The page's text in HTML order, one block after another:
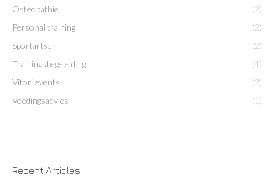
Osteopathie
(2)
Personal training
(2)
Sportartsen
(2)
Trainingsbegeleiding
(4)
Vitori events
(2)
Voedingsadvies
(1)
Recent Articles